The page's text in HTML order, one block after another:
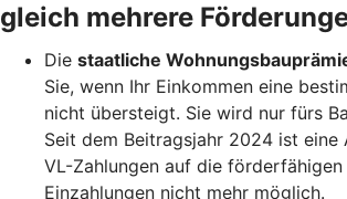
gleich mehrere
Die staatliche
Sie, wenn Ihr Einkommen eine
nicht übersteigt. Sie wird nur fürs
Seit dem Beitragsjahr 2024 ist eine
VL-Zahlungen auf die förderfähigen
Einzahlungen nicht mehr möglich.